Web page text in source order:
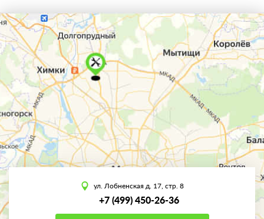
ул. Лобненская д. 17, стр. 8
+7 (499) 450-26-36